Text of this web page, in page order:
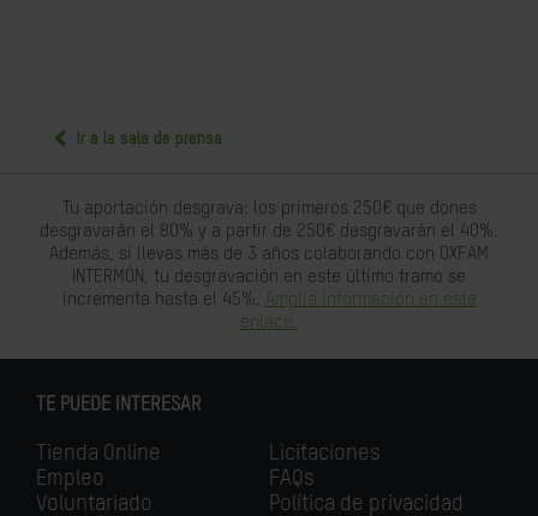
Ir a la sala de prensa
Tu aportación desgrava: los primeros 250€ que dones
desgravarán el 80% y a partir de 250€ desgravarán el 40%.
Además, si llevas más de 3 años colaborando con OXFAM
INTERMÓN, tu desgravación en este último tramo se
incrementa hasta el 45%. Amplia información en este
enlace.
TE PUEDE INTERESAR
Tienda Online
Empleo
Voluntariado
Licitaciones
FAQs
Política de privacidad